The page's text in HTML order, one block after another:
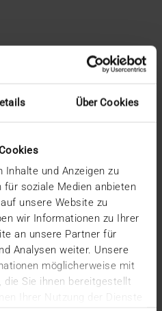
Über Cookies
Inhalte und Anzeigen zu
für soziale Medien anbieten
unsere Website zu
wir Informationen zu Ihrer
an unsere Partner für
Analysen weiter. Unsere
möglicherweise mit
Sie ihnen bereitgestellt
Ihrer Nutzung der Dienste